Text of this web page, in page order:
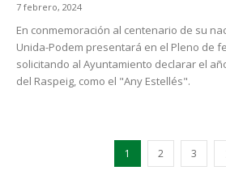
7 febrero, 2024
En conmemoración al centenario de su
Unida-Podem presentará en el Pleno de
solicitando al Ayuntamiento declarar el
del Raspeig, como el "Any Estellés".
1 2 3